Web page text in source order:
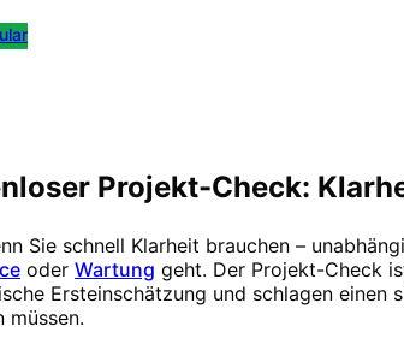
Projekt-Check:
Sie schnell Klarheit brauchen –
oder Wartung geht. Der Projekt-Check
Ersteinschätzung und schlagen
müssen.